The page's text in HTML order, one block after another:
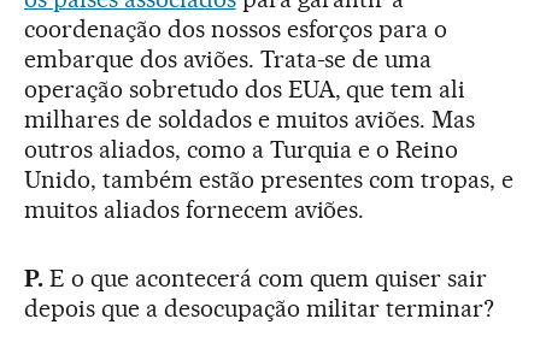
coordenação dos nossos esforços para o
embarque dos aviões. Trata-se de uma
operação sobretudo dos EUA, que tem ali
milhares de soldados e muitos aviões. Mas
outros aliados, como a Turquia e o Reino
Unido, também estão presentes com tropas, e
muitos aliados fornecem aviões.
P.E o que acontecerá com quem quiser sair
depois que a desocupação militar terminar?